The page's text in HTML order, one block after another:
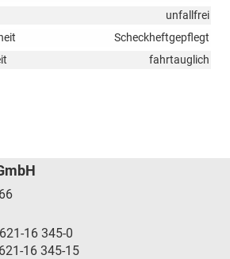
unfallfrei
Scheckheftgepflegt
fahrtauglich
16 345-0
16 345-15